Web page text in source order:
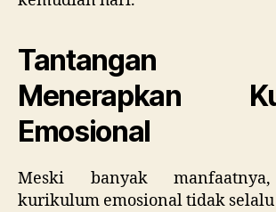
Tantangan
Menerapkan
Emosional
Meski banyak
kurikulum emosional tidak selalu